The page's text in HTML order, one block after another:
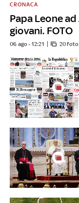
Papa Leone
giovani. FOTO
CRONACA
06 ago - 12:21 20 foto